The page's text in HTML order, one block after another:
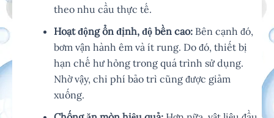
theo nhu cầu thực tế.
Hoạt động ổn định, độ bền cao: Bên cạnh đó,
bơm vận hành êm và ít rung. Do đó, thiết bị
hạn chế hư hỏng trong quá trình sử dụng.
Nhờ vậy, chi phí bảo trì cũng được giảm
xuống.